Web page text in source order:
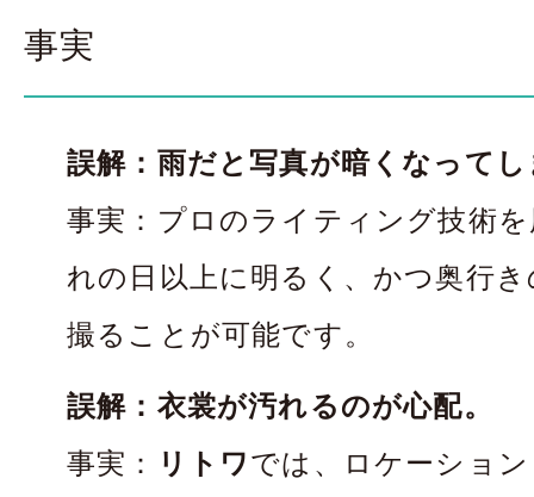
事実
誤解：雨だと写真が暗くなって
事実：プロのライティング技術
れの日以上に明るく、かつ奥行
撮ることが可能です。
誤解：衣裳が汚れるのが心配。
事実： リトワでは、ロケーショ